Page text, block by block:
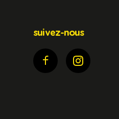
suivez-nous